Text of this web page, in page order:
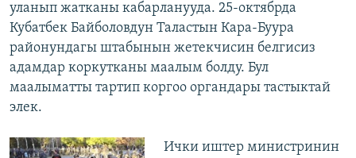
уланып жатканы кабарланууда. 25-октябрда
Кубатбек Байболовдун Таластын Кара-Буура
районундагы штабынын жетекчисин белгисиз
адамдар коркутканы маалым болду. Бул
маалыматты тартип коргоо органдары тастыктай
элек.
Ички иштер министринин